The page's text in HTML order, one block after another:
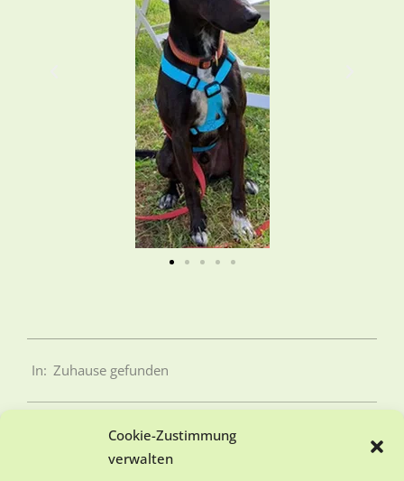
Cookie-Zustimmung
verwalten
In: Zuhause gefunden